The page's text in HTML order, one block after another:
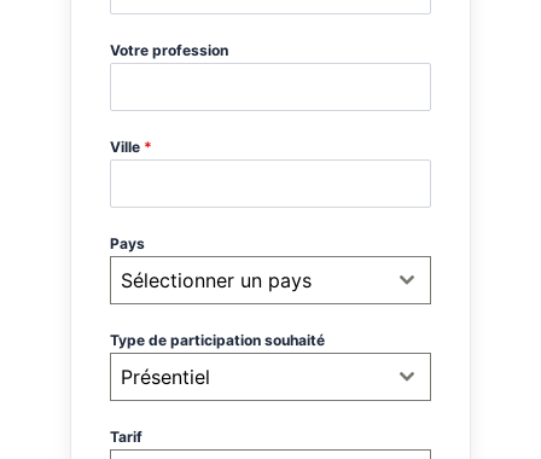
Votre profession
Ville *
Pays
Sélectionner un pays
Type de participation souhaité
Présentiel
Tarif